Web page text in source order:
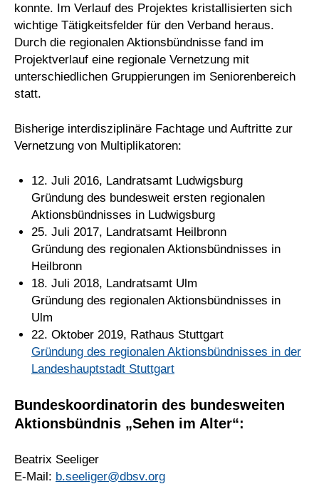
konnte. Im Verlauf des Projektes kristallisierten sich
wichtige Tätigkeitsfelder für den Verband heraus.
Durch die regionalen Aktionsbündnisse fand im
Projektverlauf eine regionale Vernetzung mit
unterschiedlichen Gruppierungen im Seniorenbereich
statt.
Bisherige interdisziplinäre Fachtage und Auftritte zur
Vernetzung von Multiplikatoren:
12. Juli 2016, Landratsamt Ludwigsburg
Gründung des bundesweit ersten regionalen
Aktionsbündnisses in Ludwigsburg
25. Juli 2017, Landratsamt Heilbronn
Gründung des regionalen Aktionsbündnisses in
Heilbronn
18. Juli 2018, Landratsamt Ulm
Gründung des regionalen Aktionsbündnisses in
Ulm
22. Oktober 2019, Rathaus Stuttgart
Gründung des regionalen Aktionsbündnisses in der
Landeshauptstadt Stuttgart
Bundeskoordinatorin des bundesweiten
Aktionsbündnis „Sehen im Alter“:
Beatrix Seeliger
E-Mail: b.seeliger@dbsv.org